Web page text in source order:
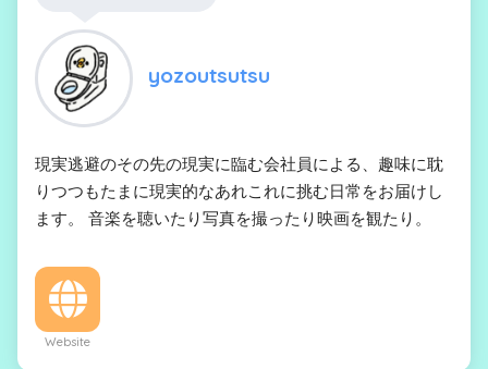
yozoutsutsu
現実逃避のその先の現実に臨む会社員による、趣味に耽
りつつもたまに現実的なあれこれに挑む日常をお届けし
ます。 音楽を聴いたり写真を撮ったり映画を観たり。
Website